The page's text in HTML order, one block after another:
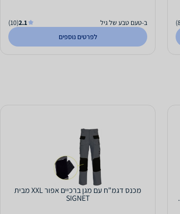
ב-טעם טבע של גיל 2.1
(10)
לפרטים נוספים
מכנס דגמ"ח עם מגן ברכיים אפור XXL מבית
SIGNET